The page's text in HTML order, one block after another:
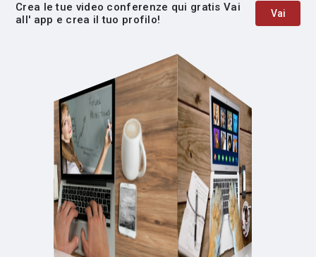
Crea le tue video conferenze qui gratis Vai
all' app e crea il tuo profilo!
Vai